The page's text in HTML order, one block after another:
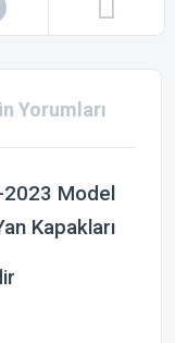
Yorumları
Model
Kapakları